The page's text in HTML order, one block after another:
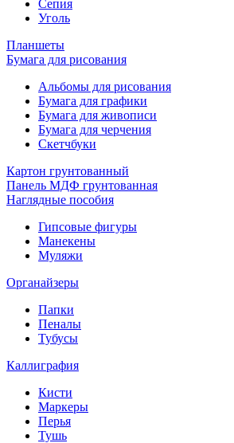
Сепия
Уголь
Планшеты
Бумага для рисования
Альбомы для рисования
Бумага для графики
Бумага для живописи
Бумага для черчения
Скетчбуки
Картон грунтованный
Панель МДФ грунтованная
Наглядные пособия
Гипсовые фигуры
Манекены
Муляжи
Органайзеры
Папки
Пеналы
Тубусы
Каллиграфия
Кисти
Маркеры
Перья
Тушь